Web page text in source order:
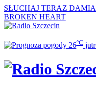
SŁUCHAJ TERAZ
BROKEN HEART
26°C